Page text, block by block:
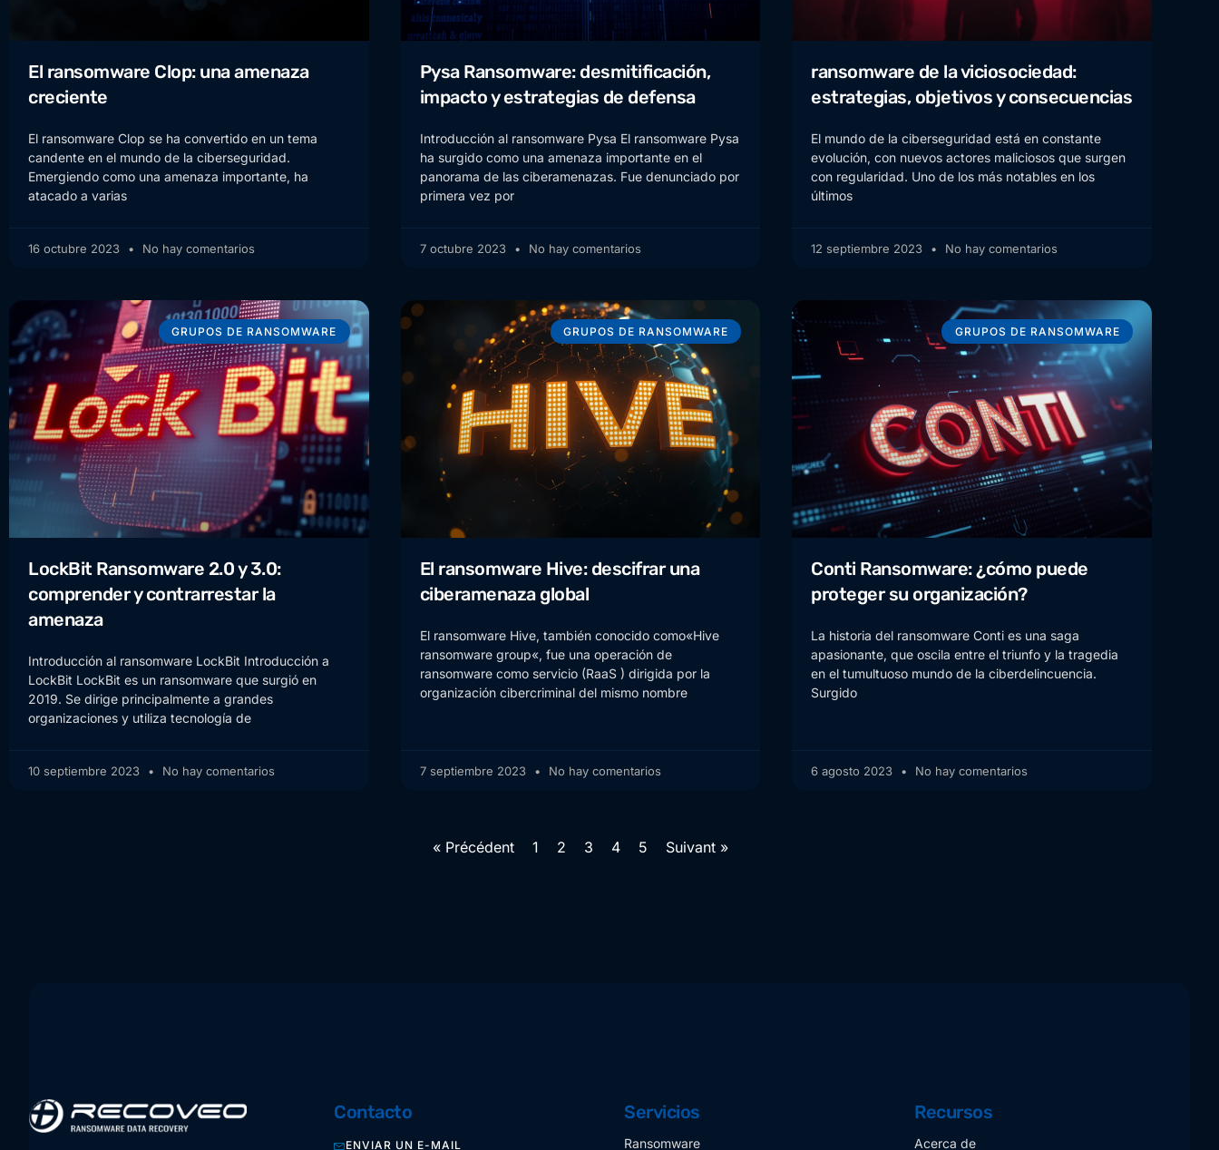
El ransomware Clop: una amenaza
creciente
El ransomware Clop se ha convertido en un tema
candente en el mundo de la ciberseguridad.
Emergiendo como una amenaza importante, ha
atacado a varias
16 octubre 2023 No hay comentarios
Pysa Ransomware: desmitificación,
impacto y estrategias de defensa
Introducción al ransomware Pysa El ransomware Pysa
ha surgido como una amenaza importante en el
panorama de las ciberamenazas. Fue denunciado por
primera vez por
7 octubre 2023 No hay comentarios
ransomware de la viciosociedad:
estrategias, objetivos y consecuencias
El mundo de la ciberseguridad está en constante
evolución, con nuevos actores maliciosos que surgen
con regularidad. Uno de los más notables en los
últimos
12 septiembre 2023 No hay comentarios
GRUPOS DE RANSOMWARE
LockBit Ransomware 2.0 y 3.0:
comprender y contrarrestar la
amenaza
Introducción al ransomware LockBit Introducción a
LockBit LockBit es un ransomware que surgió en
2019. Se dirige principalmente a grandes
organizaciones y utiliza tecnología de
10 septiembre 2023 No hay comentarios
GRUPOS DE RANSOMWARE
El ransomware Hive: descifrar una
ciberamenaza global
El ransomware Hive, también conocido como«Hive
ransomware group«, fue una operación de
ransomware como servicio (RaaS ) dirigida por la
organización cibercriminal del mismo nombre
7 septiembre 2023 No hay comentarios
GRUPOS DE RANSOMWARE
Conti Ransomware: ¿cómo puede
proteger su organización?
La historia del ransomware Conti es una saga
apasionante, que oscila entre el triunfo y la tragedia
en el tumultuoso mundo de la ciberdelincuencia.
Surgido
6 agosto 2023 No hay comentarios
« Précédent 1 2 3 4 5 Suivant »
Contacto
ENVIAR UN E-MAIL
Servicios
Ransomware
Recursos
Acerca de